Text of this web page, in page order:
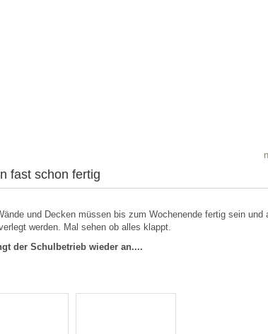
fast schon fertig
und Decken müssen bis zum Wochenende fertig sein und
werden. Mal sehen ob alles klappt.
der Schulbetrieb wieder an....